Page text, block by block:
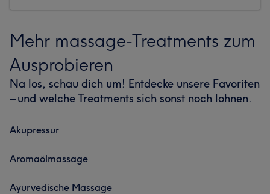
Mehr massage-Treatments zum
Ausprobieren
Na los, schau dich um! Entdecke unsere Favoriten
– und welche Treatments sich sonst noch lohnen.
Akupressur
Aromaölmassage
Ayurvedische Massage